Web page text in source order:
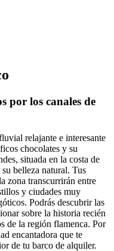
por los canales de
relajante e interesante
chocolates y su
situada en la costa de
belleza natural. Tus
zona transcurrirán entre
y ciudades muy
Podrás descubrir las
sobre la historia recién
de la región flamenca. Por
encantadora que te
de tu barco de alquiler.